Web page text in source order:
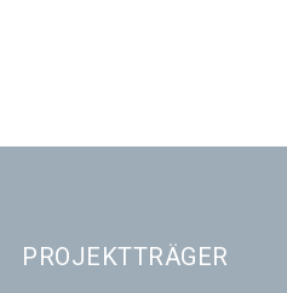
PROJEKTTRÄGER